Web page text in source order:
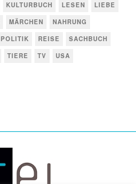
KULTURBUCH LESEN
LIEBE
MÄRCHEN
NAHRUNG
POLITIK REISE
SACHBUCH
TIERE TV
USA